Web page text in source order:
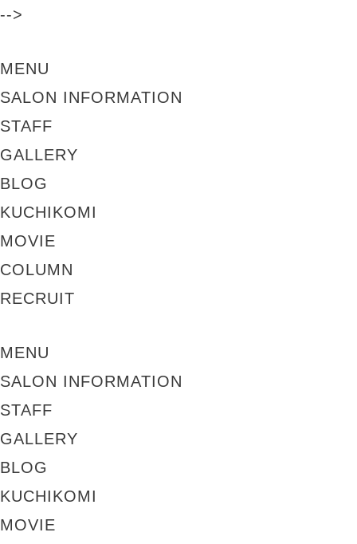
-->
MENU
SALON INFORMATION
STAFF
GALLERY
BLOG
KUCHIKOMI
MOVIE
COLUMN
RECRUIT
MENU
SALON INFORMATION
STAFF
GALLERY
BLOG
KUCHIKOMI
MOVIE